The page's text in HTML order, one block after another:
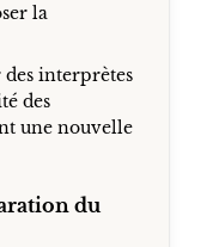
la
interprètes
des
une nouvelle
du